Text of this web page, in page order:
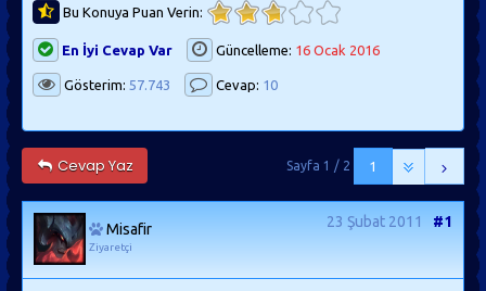
Bu Konuya Puan Verin:
En İyi Cevap Var Güncelleme: 16 Ocak 2016
Gösterim: 57.743 Cevap: 10
Cevap Yaz 1
Sayfa 1 / 2
Misafir
Ziyaretçi
23 Şubat 2011 #1